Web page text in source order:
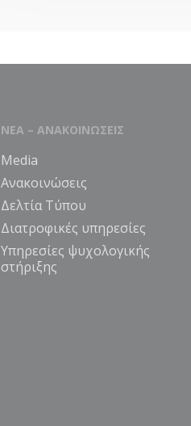
ΝΕΑ – ΑΝΑΚΟΙΝΩΣΕΙΣ
Media
Ανακοινώσεις
Δελτία Τύπου
Διατροφικές υπηρεσίες
Υπηρεσίες ψυχολογικής
στήριξης